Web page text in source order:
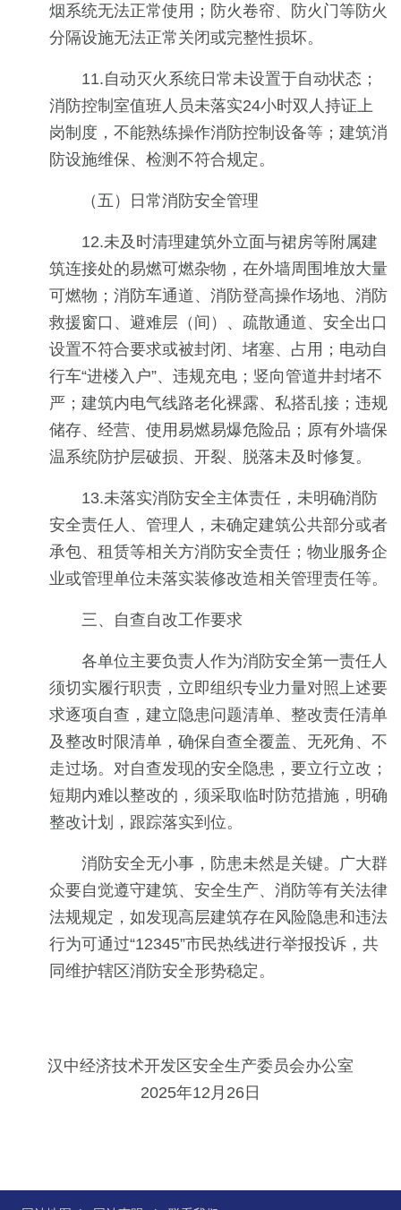
烟系统无法正常使用；防火卷帘、防火门等防火
分隔设施无法正常关闭或完整性损坏。
11.自动灭火系统日常未设置于自动状态；
消防控制室值班人员未落实24小时双人持证上
岗制度，不能熟练操作消防控制设备等；建筑消
防设施维保、检测不符合规定。
（五）日常消防安全管理
12.未及时清理建筑外立面与裙房等附属建
筑连接处的易燃可燃杂物，在外墙周围堆放大量
可燃物；消防车通道、消防登高操作场地、消防
救援窗口、避难层（间）、疏散通道、安全出口
设置不符合要求或被封闭、堵塞、占用；电动自
行车“进楼入户”、违规充电；竖向管道井封堵不
严；建筑内电气线路老化裸露、私搭乱接；违规
储存、经营、使用易燃易爆危险品；原有外墙保
温系统防护层破损、开裂、脱落未及时修复。
13.未落实消防安全主体责任，未明确消防
安全责任人、管理人，未确定建筑公共部分或者
承包、租赁等相关方消防安全责任；物业服务企
业或管理单位未落实装修改造相关管理责任等。
三、自查自改工作要求
各单位主要负责人作为消防安全第一责任人
须切实履行职责，立即组织专业力量对照上述要
求逐项自查，建立隐患问题清单、整改责任清单
及整改时限清单，确保自查全覆盖、无死角、不
走过场。对自查发现的安全隐患，要立行立改；
短期内难以整改的，须采取临时防范措施，明确
整改计划，跟踪落实到位。
消防安全无小事，防患未然是关键。广大群
众要自觉遵守建筑、安全生产、消防等有关法律
法规规定，如发现高层建筑存在风险隐患和违法
行为可通过“12345”市民热线进行举报投诉，共
同维护辖区消防安全形势稳定。
汉中经济技术开发区安全生产委员会办公室
2025年12月26日